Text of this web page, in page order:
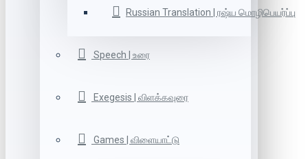
Russian Translation | ரஷ்ய மொழிபெயர்ப்பு
Speech | உரை
Exegesis | விளக்கவுரை
Games | விளையாட்டு